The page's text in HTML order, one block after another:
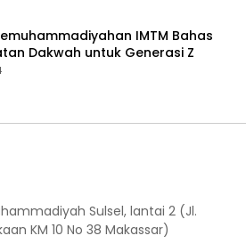
IMTM Bahas
Dakwah untuk Generasi Z
Sulsel, lantai 2 (Jl.
KM 10 No 38 Makassar)